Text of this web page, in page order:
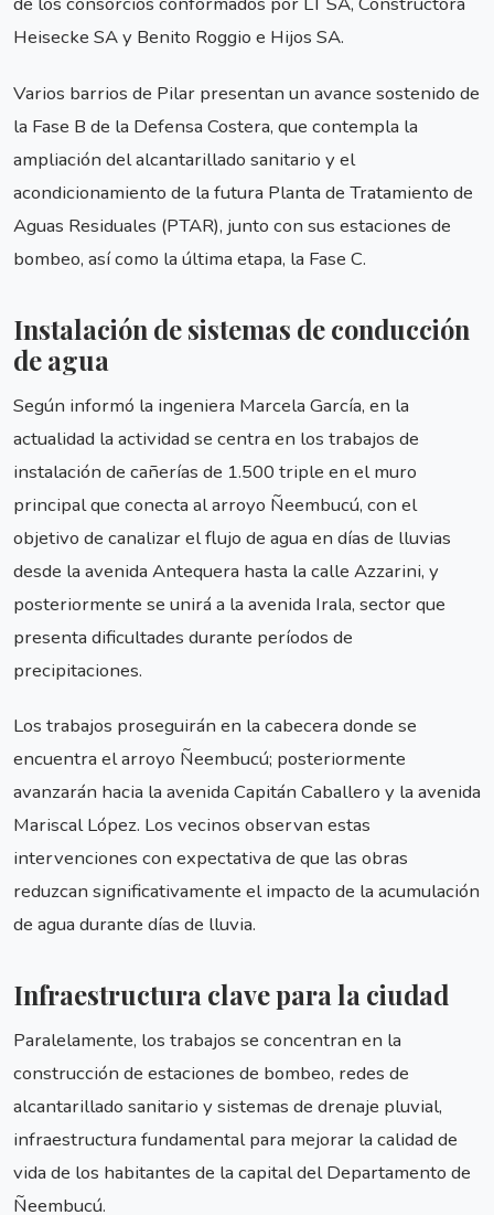
Heisecke SA y Benito Roggio e Hijos SA.
Varios barrios de Pilar presentan un avance sostenido de
la Fase B de la Defensa Costera, que contempla la
ampliación del alcantarillado sanitario y el
acondicionamiento de la futura Planta de Tratamiento de
Aguas Residuales (PTAR), junto con sus estaciones de
bombeo, así como la última etapa, la Fase C.
Instalación de sistemas de conducción
de agua
Según informó la ingeniera Marcela García, en la
actualidad la actividad se centra en los trabajos de
instalación de cañerías de 1.500 triple en el muro
principal que conecta al arroyo Ñeembucú, con el
objetivo de canalizar el flujo de agua en días de lluvias
desde la avenida Antequera hasta la calle Azzarini, y
posteriormente se unirá a la avenida Irala, sector que
presenta dificultades durante períodos de
precipitaciones.
Los trabajos proseguirán en la cabecera donde se
encuentra el arroyo Ñeembucú; posteriormente
avanzarán hacia la avenida Capitán Caballero y la avenida
Mariscal López. Los vecinos observan estas
intervenciones con expectativa de que las obras
reduzcan significativamente el impacto de la acumulación
de agua durante días de lluvia.
Infraestructura clave para la ciudad
Paralelamente, los trabajos se concentran en la
construcción de estaciones de bombeo, redes de
alcantarillado sanitario y sistemas de drenaje pluvial,
infraestructura fundamental para mejorar la calidad de
vida de los habitantes de la capital del Departamento de
Ñeembucú.